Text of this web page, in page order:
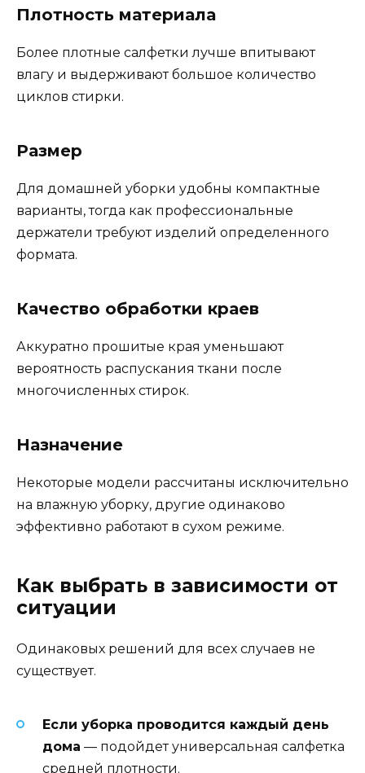
Плотность материала
Более плотные салфетки лучше впитывают
влагу и выдерживают большое количество
циклов стирки.
Размер
Для домашней уборки удобны компактные
варианты, тогда как профессиональные
держатели требуют изделий определенного
формата.
Качество обработки краев
Аккуратно прошитые края уменьшают
вероятность распускания ткани после
многочисленных стирок.
Назначение
Некоторые модели рассчитаны исключительно
на влажную уборку, другие одинаково
эффективно работают в сухом режиме.
Как выбрать в зависимости от
ситуации
Одинаковых решений для всех случаев не
существует.
Если уборка проводится каждый день
дома — подойдет универсальная салфетка
средней плотности.